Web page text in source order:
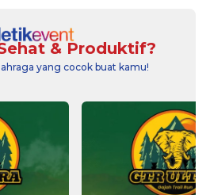
& Produktif?
yang cocok buat kamu!